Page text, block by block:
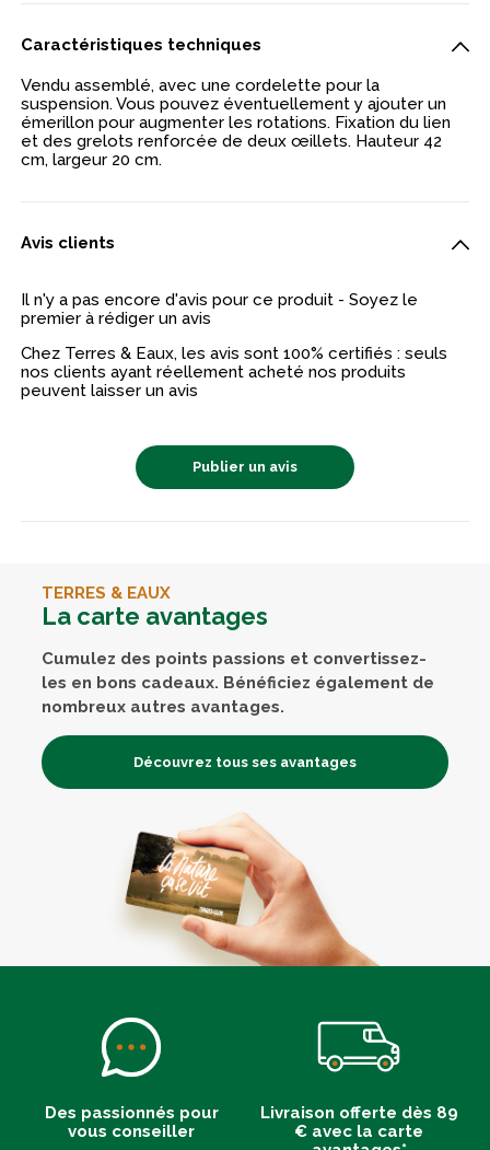
Caractéristiques techniques
Vendu assemblé, avec une cordelette pour la
suspension. Vous pouvez éventuellement y ajouter un
émerillon pour augmenter les rotations. Fixation du lien
et des grelots renforcée de deux œillets. Hauteur 42
cm, largeur 20 cm.
Avis clients
Il n'y a pas encore d'avis pour ce produit - Soyez le
premier à rédiger un avis
Chez Terres & Eaux, les avis sont 100% certifiés : seuls
nos clients ayant réellement acheté nos produits
peuvent laisser un avis
Publier un avis
TERRES & EAUX
La carte avantages
Cumulez des points passions et convertissez-
les en bons cadeaux. Bénéficiez également de
nombreux autres avantages.
Découvrez tous ses avantages
Des passionnés pour
vous conseiller
Livraison offerte dès 89
€ avec la carte